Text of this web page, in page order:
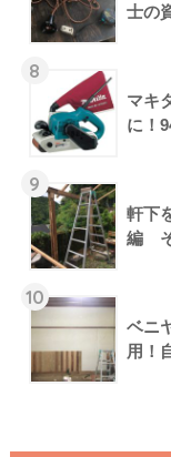
士の
8
マキ
に！
9
軒下
編
10
ベニ
用！